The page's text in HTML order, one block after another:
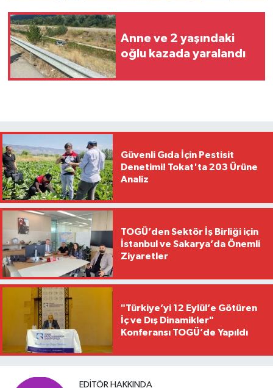
Anne ve 2 yaşındaki
oğlu kazada yaralandı
Güvenli Gıda İçin Pestisit
Denetimi! Tokat'ta 203 Ürüne
Analiz
TOGÜ’den Sektör İş Birliği için
İstanbul ve Sakarya’da Önemli
Ziyaretler
"Türkiye’yi 12 Eylül’e Götüren
İç ve Dış Dinamikler"
Konferansı TOGÜ’de Yapıldı
EDITÖR HAKKINDA